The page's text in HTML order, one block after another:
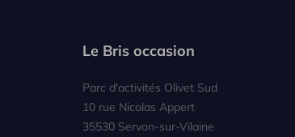
Le Bris occasion
Parc d'activités Olivet Sud
10 rue Nicolas Appert
35530 Servon-sur-Vilaine